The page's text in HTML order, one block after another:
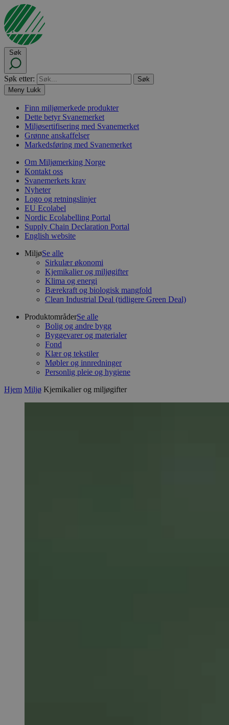
Søk
Søk etter:
Meny Lukk
Finn miljømerkede produkter
Dette betyr Svanemerket
Miljøsertifisering med Svanemerket
Grønne anskaffelser
Markedsføring med Svanemerket
Om Miljømerking Norge
Kontakt oss
Svanemerkets krav
Nyheter
Logo og retningslinjer
EU Ecolabel
Nordic Ecolabelling Portal
Supply Chain Declaration Portal
English website
MiljøSe alle
Sirkulær økonomi
Kjemikalier og miljøgifter
Klima og energi
Bærekraft og biologisk mangfold
Clean Industrial Deal (tidligere Green Deal)
ProduktområderSe alle
Bolig og andre bygg
Byggevarer og materialer
Fond
Klær og tekstiler
Møbler og innredninger
Personlig pleie og hygiene
Hjem Miljø Kjemikalier og miljøgifter